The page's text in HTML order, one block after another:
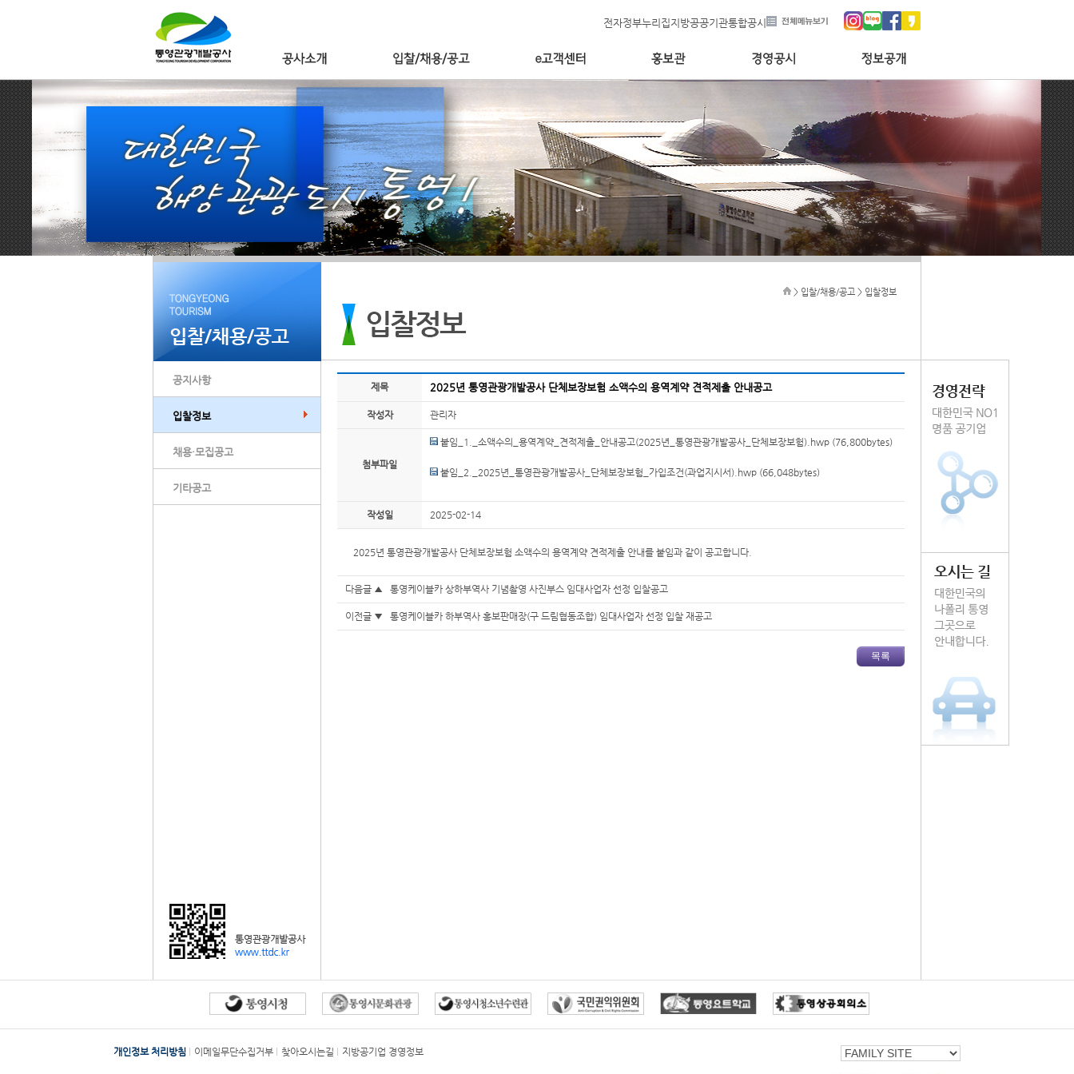
전자정부누리집지방공공기관통합공시
공지사항
입찰정보
채용·모집공고
기타공고
> 입찰/채용/공고 > 입찰정보
제목 2025년 통영관광개발공사 단체보장보험 소액수의 용역계약 견적제출 안내공고
작성자 관리자
첨부파일
붙임_1._소액수의_용역계약_견적제출_안내공고(2025년_통영관광개발공사_단체보장보험).hwp (76,800bytes)
붙임_2._2025년_통영관광개발공사_단체보장보험_가입조건(과업지시서).hwp (66,048bytes)
작성일 2025-02-14
2025년 통영관광개발공사 단체보장보험 소액수의 용역계약 견적제출 안내를 붙임과 같이 공고합니다.
다음글 ▲ 통영케이블카 상하부역사 기념촬영 사진부스 임대사업자 선정 입찰공고
이전글 ▼ 통영케이블카 하부역사 홍보판매장(구 드림협동조합) 임대사업자 선정 입찰 재공고
개인정보 처리방침 이메일무단수집거부 찾아오시는길 지방공기업 경영정보